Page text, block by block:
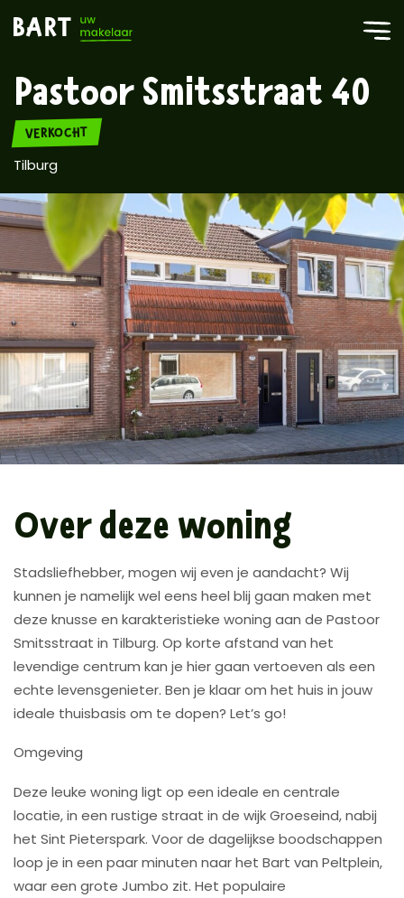
Pastoor Smitsstraat 40
VERKOCHT
Tilburg
Over deze woning
Stadsliefhebber, mogen wij even je aandacht? Wij
kunnen je namelijk wel eens heel blij gaan maken met
deze knusse en karakteristieke woning aan de Pastoor
Smitsstraat in Tilburg. Op korte afstand van het
levendige centrum kan je hier gaan vertoeven als een
echte levensgenieter. Ben je klaar om het huis in jouw
ideale thuisbasis om te dopen? Let’s go!
Omgeving
Deze leuke woning ligt op een ideale en centrale
locatie, in een rustige straat in de wijk Groeseind, nabij
het Sint Pieterspark. Voor de dagelijkse boodschappen
loop je in een paar minuten naar het Bart van Peltplein,
waar een grote Jumbo zit. Het populaire